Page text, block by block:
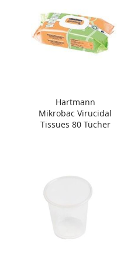
Hartmann
Mikrobac Virucidal
Tissues 80 Tücher